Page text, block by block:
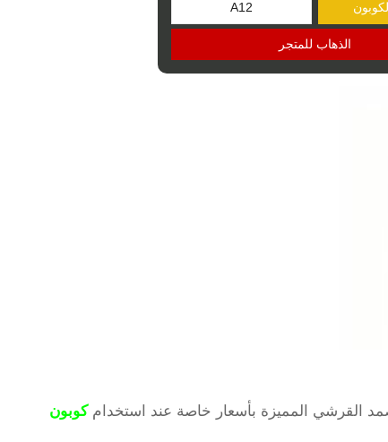
الذهاب للمتجر
القرشي المميزة بأسعار خاصة عند استخدامكوبون